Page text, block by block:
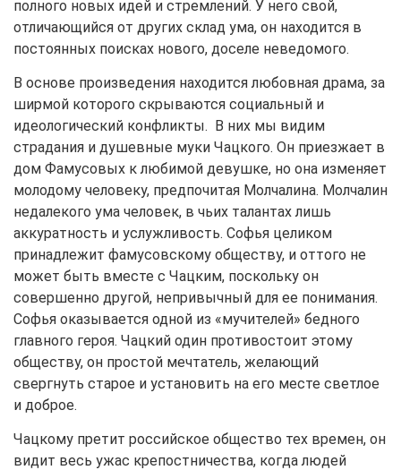
полного новых идей и стремлений. У него свой,
отличающийся от других склад ума, он находится в
постоянных поисках нового, доселе неведомого.
В основе произведения находится любовная драма, за
ширмой которого скрываются социальный и
идеологический конфликты. В них мы видим
страдания и душевные муки Чацкого. Он приезжает в
дом Фамусовых к любимой девушке, но она изменяет
молодому человеку, предпочитая Молчалина. Молчалин
недалекого ума человек, в чьих талантах лишь
аккуратность и услужливость. Софья целиком
принадлежит фамусовскому обществу, и оттого не
может быть вместе с Чацким, поскольку он
совершенно другой, непривычный для ее понимания.
Софья оказывается одной из «мучителей» бедного
главного героя. Чацкий один противостоит этому
обществу, он простой мечтатель, желающий
свергнуть старое и установить на его месте светлое
и доброе.
Чацкому претит российское общество тех времен, он
видит весь ужас крепостничества, когда людей